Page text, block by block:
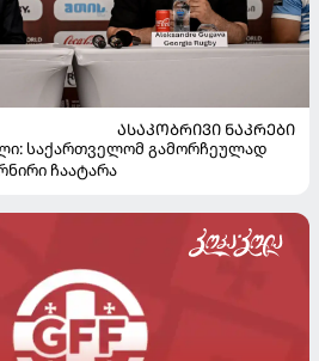
ᲐᲡᲐᲙᲝᲑᲠᲘᲕᲘ ᲜᲐᲙᲠᲔᲑᲘ
საქართველომ გამორჩეულად
ჩაატარა